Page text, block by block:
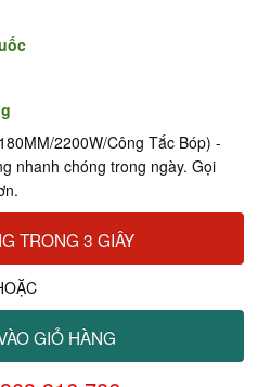
2200W/Công Tắc Bóp) -
nhanh chóng trong ngày. Gọi
TRONG 3 GIÂY
GIỎ HÀNG